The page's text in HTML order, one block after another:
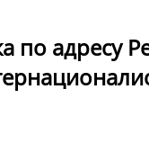
по адресу